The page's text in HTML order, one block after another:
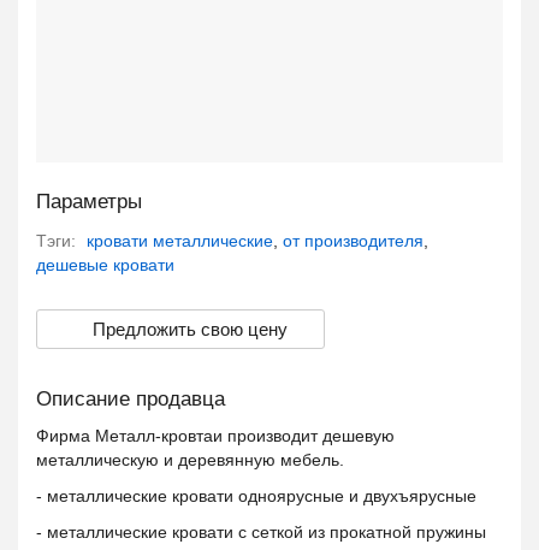
Параметры
Тэги: кровати металлические от производителя
дешевые кровати
Предложить свою цену
Описание продавца
Фирма Металл-кровтаи производит дешевую
металлическую и деревянную мебель.
- металлические кровати одноярусные и двухъярусные
- металлические кровати с сеткой из прокатной пружины